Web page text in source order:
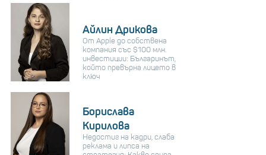
Айлин Дрикова
От Apple до собствена
компания със $100 млн.
инвестиции: Българинът,
който превърна лицето в
ключ
Борислава
Кирилова
Недостиг на кадри, слаба
реклама и липса на